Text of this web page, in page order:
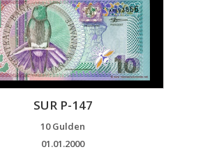
SUR P-147
10 Gulden
01.01.2000